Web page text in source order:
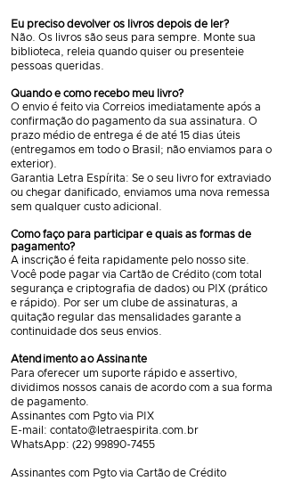
Eu preciso devolver os livros depois de ler?
Não. Os livros são seus para sempre. Monte sua
biblioteca, releia quando quiser ou presenteie
pessoas queridas.
Quando e como recebo meu livro?
O envio é feito via Correios imediatamente após a
confirmação do pagamento da sua assinatura. O
prazo médio de entrega é de até 15 dias úteis
(entregamos em todo o Brasil; não enviamos para o
exterior).
Garantia Letra Espírita: Se o seu livro for extraviado
ou chegar danificado, enviamos uma nova remessa
sem qualquer custo adicional.
Como faço para participar e quais as formas de
pagamento?
A inscrição é feita rapidamente pelo nosso site.
Você pode pagar via Cartão de Crédito (com total
segurança e criptografia de dados) ou PIX (prático
e rápido). Por ser um clube de assinaturas, a
quitação regular das mensalidades garante a
continuidade dos seus envios.
Atendimento ao Assinante
Para oferecer um suporte rápido e assertivo,
dividimos nossos canais de acordo com a sua forma
de pagamento.
Assinantes com Pgto via PIX
E-mail: contato@letraespirita.com.br
WhatsApp: (22) 99890-7455
Assinantes com Pgto via Cartão de Crédito